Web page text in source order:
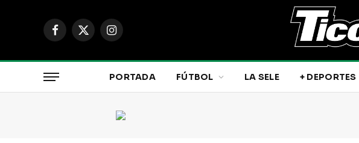
Facebook
X
Instagram
PORTADA FÚTBOL LA SELE + DEPORTES